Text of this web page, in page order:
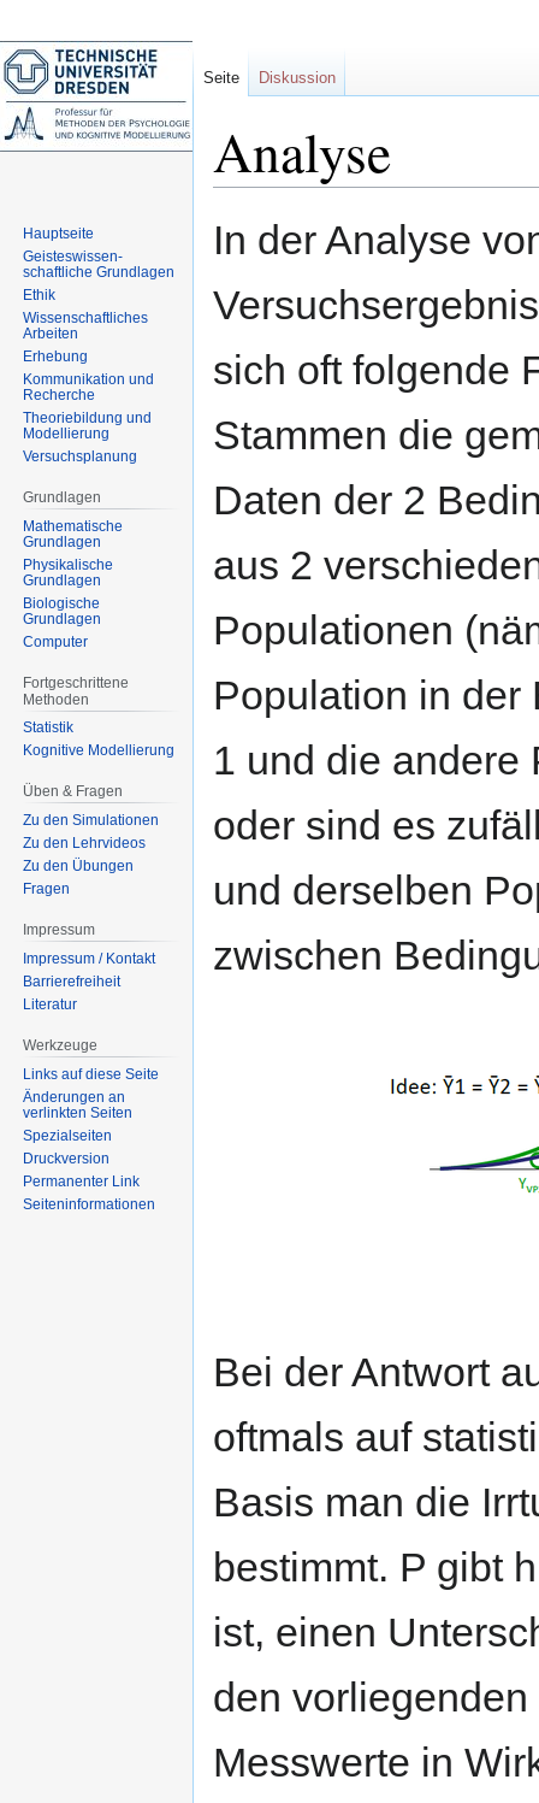
Analyse
Navigation
Suche
In der Analyse
sich oft folgende
Stammen die
Daten der 2
aus 2
Populationen
Population in der
1 und die andere
oder sind es
und derselben
zwischen
Bei der Antwort
oftmals auf
Basis man die
bestimmt. P gibt
ist, einen
den
Messwerte in
Seite Diskussion
Hauptseite
Geisteswissen-
schaftliche Grundlagen
Ethik
Wissenschaftliches
Arbeiten
Erhebung
Kommunikation und
Recherche
Theoriebildung und
Modellierung
Versuchsplanung
Grundlagen
Mathematische
Grundlagen
Physikalische
Grundlagen
Biologische
Grundlagen
Computer
Fortgeschrittene
Methoden
Statistik
Kognitive Modellierung
Üben & Fragen
Zu den Simulationen
Zu den Lehrvideos
Zu den Übungen
Fragen
Impressum
Impressum / Kontakt
Barrierefreiheit
Literatur
Werkzeuge
Links auf diese Seite
Änderungen an
verlinkten Seiten
Spezialseiten
Druckversion
Permanenter Link
Seiten­informationen